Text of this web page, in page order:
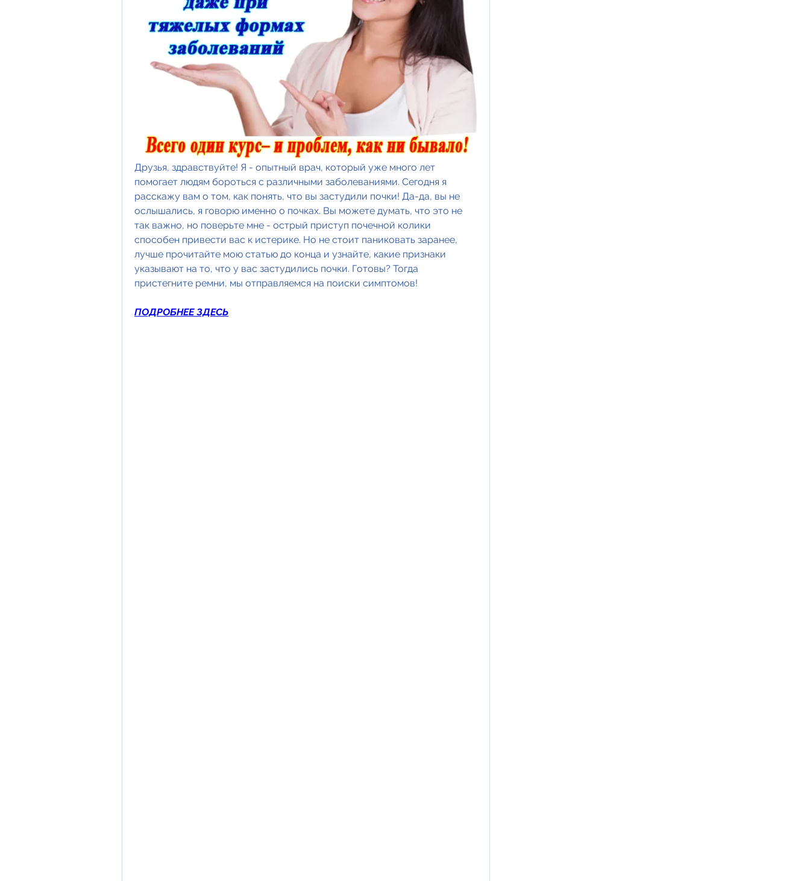
Друзья, здравствуйте! Я - опытный врач, который уже много лет
помогает людям бороться с различными заболеваниями. Сегодня я
расскажу вам о том, как понять, что вы застудили почки! Да-да, вы не
ослышались, я говорю именно о почках. Вы можете думать, что это не
так важно, но поверьте мне - острый приступ почечной колики
способен привести вас к истерике. Но не стоит паниковать заранее,
лучше прочитайте мою статью до конца и узнайте, какие признаки
указывают на то, что у вас застудились почки. Готовы? Тогда
пристегните ремни, мы отправляемся на поиски симптомов!
ПОДРОБНЕЕ ЗДЕСЬ